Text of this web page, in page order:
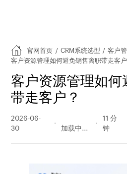
官网首页 / CRM系统选型 / 客户
客户资源管理如何避免销售离职带走客户
客户资源管理如何
带走客户？
2026-06-
30
量
11 分
钟